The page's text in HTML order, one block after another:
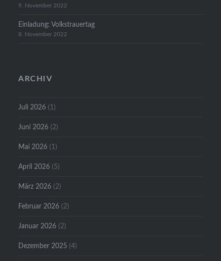
9. November 2022
Einladung: Volkstrauertag
8. November 2022
ARCHIV
Juli 2026 (1)
Juni 2026 (2)
Mai 2026 (1)
April 2026 (5)
März 2026 (2)
Februar 2026 (2)
Januar 2026 (2)
Dezember 2025 (4)